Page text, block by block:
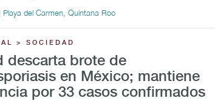
Playa del Carmen, Quintana Roo
> SOCIEDAD
descarta brote de
en México; mantiene
por 33 casos confirmados